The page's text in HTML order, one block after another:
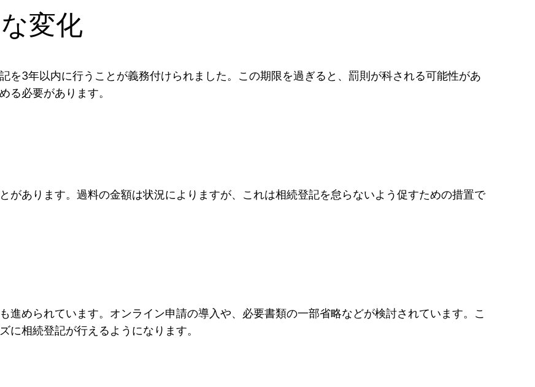
変化
を3年以内に行うことが義務付けられました。この期限を過ぎると、罰則が科される可能性があ
る必要があります。
があります。過料の金額は状況によりますが、これは相続登記を怠らないよう促すための措置で
進められています。オンライン申請の導入や、必要書類の一部省略などが検討されています。こ
に相続登記が行えるようになります。